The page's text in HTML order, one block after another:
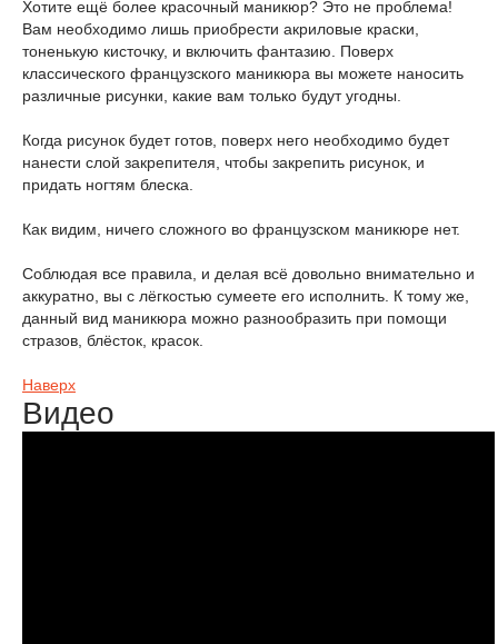
Хотите ещё более красочный маникюр? Это не проблема!
Вам необходимо лишь приобрести акриловые краски,
тоненькую кисточку, и включить фантазию. Поверх
классического французского маникюра вы можете наносить
различные рисунки, какие вам только будут угодны.
Когда рисунок будет готов, поверх него необходимо будет
нанести слой закрепителя, чтобы закрепить рисунок, и
придать ногтям блеска.
Как видим, ничего сложного во французском маникюре нет.
Соблюдая все правила, и делая всё довольно внимательно и
аккуратно, вы с лёгкостью сумеете его исполнить. К тому же,
данный вид маникюра можно разнообразить при помощи
стразов, блёсток, красок.
Наверх
Видео